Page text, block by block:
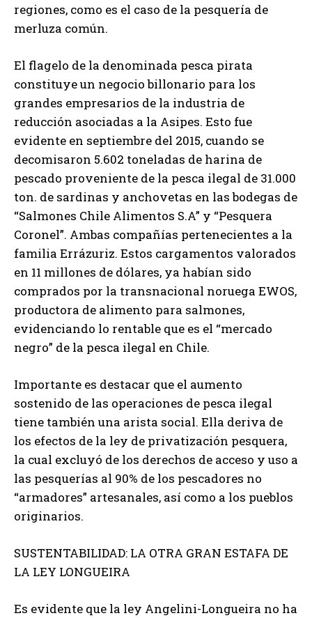
regiones, como es el caso de la pesquería de
merluza común.
El flagelo de la denominada pesca pirata
constituye un negocio billonario para los
grandes empresarios de la industria de
reducción asociadas a la Asipes. Esto fue
evidente en septiembre del 2015, cuando se
decomisaron 5.602 toneladas de harina de
pescado proveniente de la pesca ilegal de 31.000
ton. de sardinas y anchovetas en las bodegas de
“Salmones Chile Alimentos S.A” y “Pesquera
Coronel”. Ambas compañías pertenecientes a la
familia Errázuriz. Estos cargamentos valorados
en 11 millones de dólares, ya habían sido
comprados por la transnacional noruega EWOS,
productora de alimento para salmones,
evidenciando lo rentable que es el “mercado
negro” de la pesca ilegal en Chile.
Importante es destacar que el aumento
sostenido de las operaciones de pesca ilegal
tiene también una arista social. Ella deriva de
los efectos de la ley de privatización pesquera,
la cual excluyó de los derechos de acceso y uso a
las pesquerías al 90% de los pescadores no
“armadores” artesanales, así como a los pueblos
originarios.
SUSTENTABILIDAD: LA OTRA GRAN ESTAFA DE
LA LEY LONGUEIRA
Es evidente que la ley Angelini-Longueira no ha